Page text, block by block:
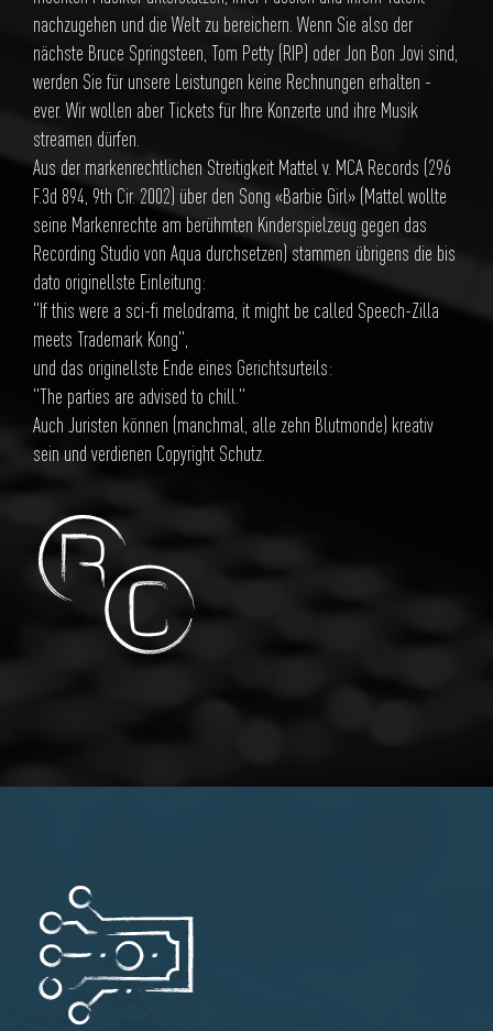
nachzugehen und die Welt zu bereichern. Wenn Sie also der
nächste Bruce Springsteen, Tom Petty (RIP) oder Jon Bon Jovi sind,
werden Sie für unsere Leistungen keine Rechnungen erhalten -
ever. Wir wollen aber Tickets für Ihre Konzerte und ihre Musik
streamen dürfen.
Aus der markenrechtlichen Streitigkeit Mattel v. MCA Records (296
F.3d 894, 9th Cir. 2002) über den Song «Barbie Girl» (Mattel wollte
seine Markenrechte am berühmten Kinderspielzeug gegen das
Recording Studio von Aqua durchsetzen) stammen übrigens die bis
dato originellste Einleitung:
"If this were a sci-fi melodrama, it might be called Speech-Zilla
meets Trademark Kong",
und das originellste Ende eines Gerichtsurteils:
"The parties are advised to chill."
Auch Juristen können (manchmal, alle zehn Blutmonde) kreativ
sein und verdienen Copyright Schutz.